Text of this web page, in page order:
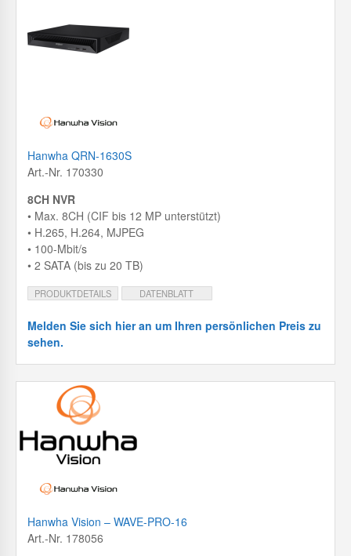
Hanwha QRN-1630S
Art.-Nr. 170330
8CH NVR
• Max. 8CH (CIF bis 12 MP unterstützt)
• H.265, H.264, MJPEG
• 100-Mbit/s
• 2 SATA (bis zu 20 TB)
PRODUKTDETAILS DATENBLATT
Melden Sie sich hier an um Ihren persönlichen Preis zu
sehen.
Hanwha Vision – WAVE-PRO-16
Art.-Nr. 178056